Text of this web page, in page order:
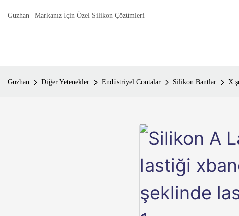
Guzhan | Markanız İçin Özel Silikon Çözümleri
Guzhan Diğer Yetenekler Endüstriyel Contalar Silikon Bantlar X